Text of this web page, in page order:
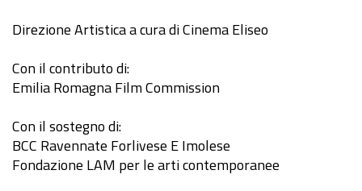
Direzione Artistica a cura di Cinema Eliseo
Con il contributo di:
Emilia Romagna Film Commission
Con il sostegno di:
BCC Ravennate Forlivese E Imolese
Fondazione LAM per le arti contemporanee